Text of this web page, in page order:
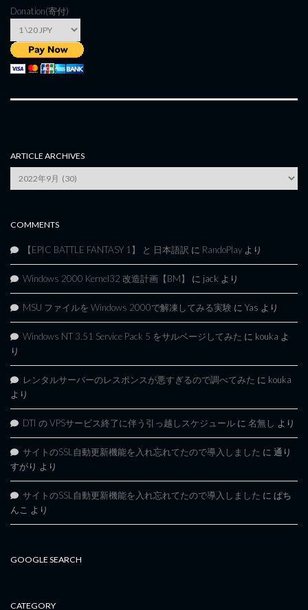
Donation(寄付)
ARTICLE ARCHIVES
Archives
COMMENTS
【EPIC BATTLE FANTASY 1】 と 日本語訳 に RandoPlay より
Windows 2000 Kernel32 改造計画【BM】 に jack より
MSU ファイルを Windows 2000で解凍してみる実験 に Yas より
Windows NT 3.51 Service Pack 5 をサルベージしてみた に kouka よ
り
レンタルサーバーのレスポンスが悪すぎるので調べてみた に kouka
より
DTI の VPSサービス終了に伴う引っ越しスケジュール に 名無し より
サイトのSSL自動更新機能を入れ忘れてたので導入しました に 通り
すがり より
サイトのSSL自動更新機能を入れ忘れてたので導入しました に ぱち
んこ より
GOOGLE SEARCH
CATEGORY